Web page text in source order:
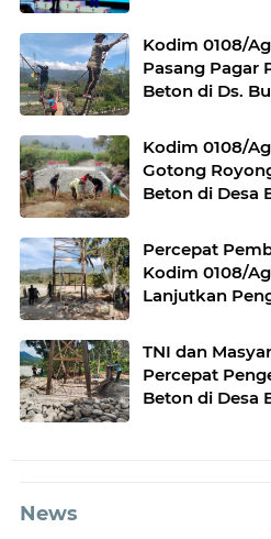
Kodim 0108/
Pasang Pagar
Beton di Ds.
Kodim 0108/
Gotong
Beton di Desa
Percepat
Kodim 0108/
Lanjutkan
Tenggara
TNI dan
Percepat
Beton di Desa
News